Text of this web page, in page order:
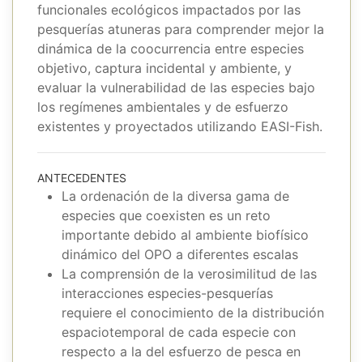
funcionales ecológicos impactados por las
pesquerías atuneras para comprender mejor la
dinámica de la coocurrencia entre especies
objetivo, captura incidental y ambiente, y
evaluar la vulnerabilidad de las especies bajo
los regímenes ambientales y de esfuerzo
existentes y proyectados utilizando EASI-Fish.
ANTECEDENTES
La ordenación de la diversa gama de
especies que coexisten es un reto
importante debido al ambiente biofísico
dinámico del OPO a diferentes escalas
La comprensión de la verosimilitud de las
interacciones especies-pesquerías
requiere el conocimiento de la distribución
espaciotemporal de cada especie con
respecto a la del esfuerzo de pesca en